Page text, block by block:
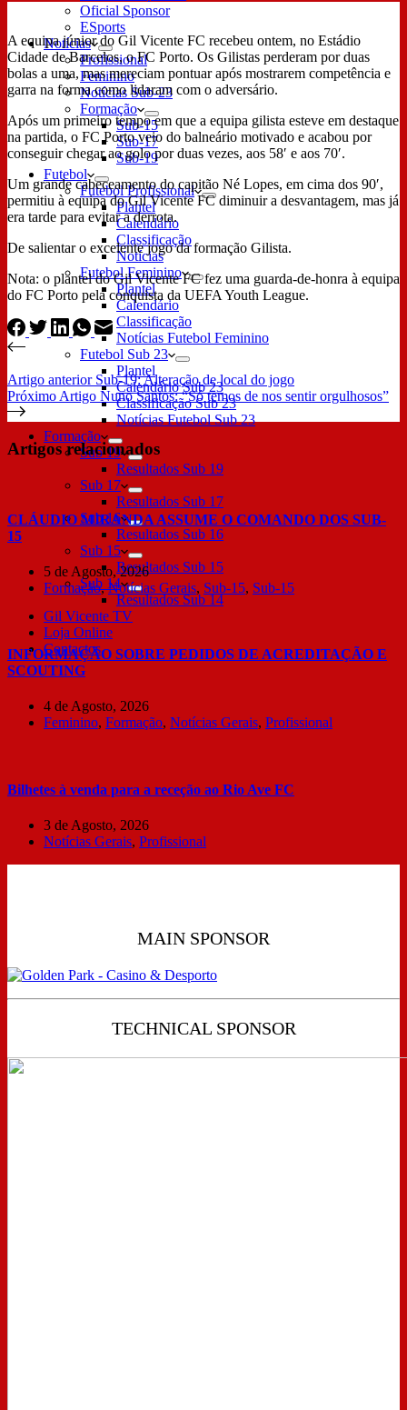
Oficial Sponsor
ESports
Notícias
Profissional
Feminino
Notícias Sub-23
Formação
Sub-15
Sub-17
Sub-19
Futebol
Futebol Profissional
Plantel
Calendário
Classificação
Notícias
Futebol Feminino
Plantel
Calendário
Classificação
Notícias Futebol Feminino
Futebol Sub 23
Plantel
Calendário Sub 23
Classificação Sub 23
Notícias Futebol Sub 23
Formação
Sub 19
Resultados Sub 19
Sub 17
Resultados Sub 17
Sub 16
Resultados Sub 16
Sub 15
Resultados Sub 15
Sub 14
Resultados Sub 14
Gil Vicente TV
Loja Online
Contactos
A equipa júnior do Gil Vicente FC recebeu ontem, no Estádio
Cidade de Barcelos, o FC Porto. Os Gilistas perderam por duas
bolas a uma, mas mereciam pontuar após mostrarem competência e
garra na forma como lidaram com o adversário.
Após um primeiro tempo em que a equipa gilista esteve em destaque
na partida, o FC Porto veio do balneário motivado e acabou por
conseguir chegar ao golo por duas vezes, aos 58′ e aos 70′.
Um grande cabeceamento do capitão Né Lopes, em cima dos 90′,
permitiu à equipa do Gil Vicente FC diminuir a desvantagem, mas já
era tarde para evitar a derrota.
De salientar o excelente jogo da formação Gilista.
Nota: o plantel do Gil Vicente FC fez uma guarda-de-honra à equipa
do FC Porto pela conquista da UEFA Youth League.
Artigo anterior Sub-19: Alteração de local do jogo
Próximo Artigo Nuno Santos: “Só temos de nos sentir orgulhosos”
Artigos relacionados
CLÁUDIO MIRANDA ASSUME O COMANDO DOS SUB-
15
5 de Agosto, 2026
Formação,Notícias Gerais, Sub-15, Sub-15
INFORMAÇÃO SOBRE PEDIDOS DE ACREDITAÇÃO E
SCOUTING
4 de Agosto, 2026
Feminino, Formação, Notícias Gerais, Profissional
Bilhetes à venda para a receção ao Rio Ave FC
3 de Agosto, 2026
Notícias Gerais, Profissional
MAIN SPONSOR
TECHNICAL SPONSOR